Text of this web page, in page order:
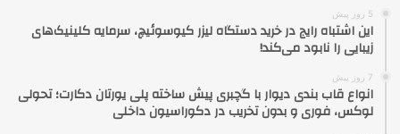
5 روز پیش
این اشتباه رایج در خرید دستگاه لیزر کیوسوئیچ، سرمایه کلینیک‌های
زیبایی را نابود می‌کند!
7 روز پیش
انواع قاب بندی دیوار با گچبری پیش ساخته پلی یورتان دکارت؛ تحولی
لوکس، فوری و بدون تخریب در دکوراسیون داخلی